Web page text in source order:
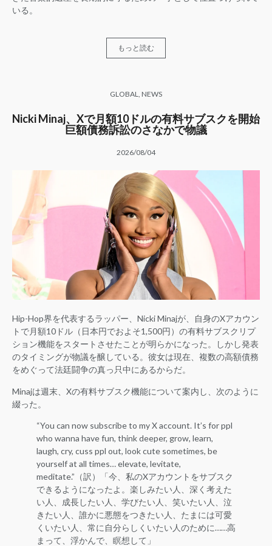
いる。
もっと読む
GLOBAL NEWS
Nicki Minaj、Xで月額10ドルの有料サブスクを開始
巨額債務訴訟のさなかで物議
2026/08/04
Hip-Hop界を代表するラッパー、Nicki Minajが、自身のXアカウン
トで月額10ドル（日本円でおよそ1,500円）の有料サブスクリプ
ション機能をスタートさせたことが明らかになった。しかし発表
のタイミングが物議を醸している。彼女は現在、複数の高額債務
をめぐって法廷闘争の真っ只中にあるからだ。
Minajは週末、Xの有料サブスク機能について案内し、次のように
綴った。
“You can now subscribe to my X account. It’s for ppl
who wanna have fun, think deeper, grow, learn,
laugh, cry, cuss ppl out, look cute sometimes, be
yourself at all times… elevate, levitate,
meditate.”（訳）「今、私のXアカウントをサブスク
できるようになったよ。楽しみたい人、深く考えた
い人、成長したい人、学びたい人、笑いたい人、泣
きたい人、誰かに悪態をつきたい人、たまには可愛
くいたい人、常に自分らしくいたい人のために……高
まって、浮かんで、瞑想して」